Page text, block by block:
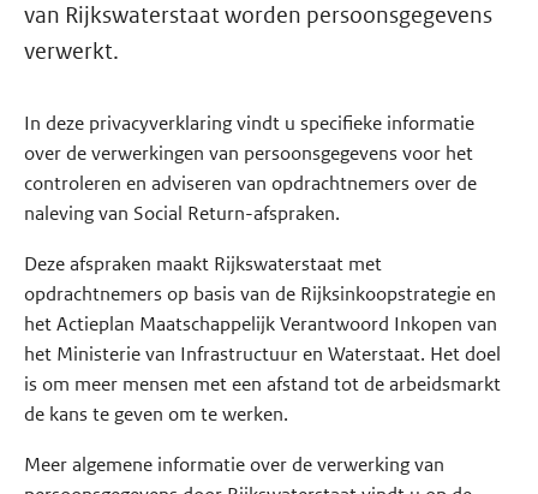
van Rijkswaterstaat worden persoonsgegevens
verwerkt.
In deze privacyverklaring vindt u specifieke informatie
over de verwerkingen van persoonsgegevens voor het
controleren en adviseren van opdrachtnemers over de
naleving van Social Return-afspraken.
Deze afspraken maakt Rijkswaterstaat met
opdrachtnemers op basis van de Rijksinkoopstrategie en
het Actieplan Maatschappelijk Verantwoord Inkopen van
het Ministerie van Infrastructuur en Waterstaat. Het doel
is om meer mensen met een afstand tot de arbeidsmarkt
de kans te geven om te werken.
Meer algemene informatie over de verwerking van